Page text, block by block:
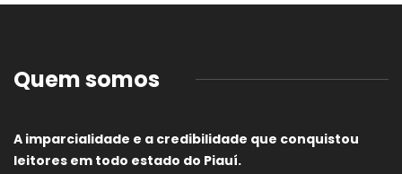
Quem somos
A imparcialidade e a credibilidade que conquistou
leitores em todo estado do Piauí.